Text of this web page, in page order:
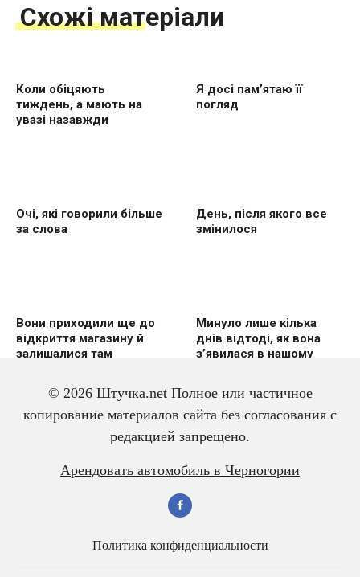
Схожі матеріали
Коли обіцяють
тиждень, а мають на
увазі назавжди
Я досі пам’ятаю її
погляд
Очі, які говорили більше
за слова
День, після якого все
змінилося
Вони приходили ще до
відкриття магазину й
залишалися там
Минуло лише кілька
днів відтоді, як вона
з’явилася в нашому
Я не збирався
зупинятись…
Він просто натягнув
шматок тканини між
© 2026 Штучка.net Полное или частичное
копирование материалов сайта без согласования с
редакцией запрещено.
Арендовать автомобиль в Черногории
Политика конфиденциальности